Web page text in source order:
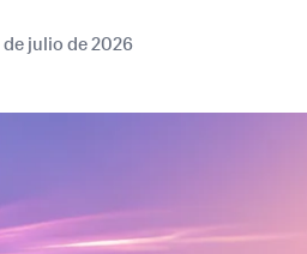
de julio de 2026